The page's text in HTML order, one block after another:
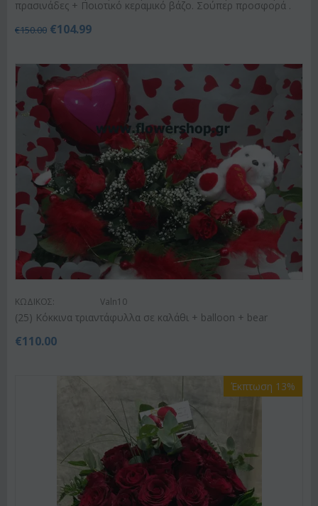
πρασινάδες + Ποιοτικό κεραμικό βάζο. Σούπερ προσφορά .
€150.00 €104.99
ΚΩΔΙΚΟΣ: Valn10
(25) Κόκκινα τριαντάφυλλα σε καλάθι + balloon + bear
€110.00
Έκπτωση 13%